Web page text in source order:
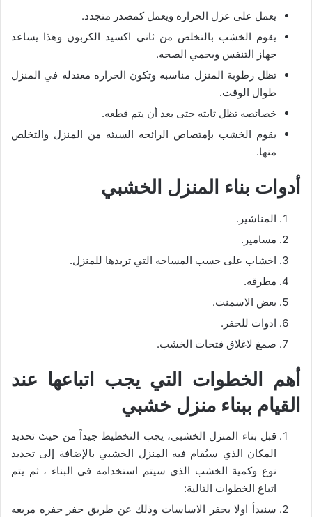
يعمل على عزل الحراره ويعمل كمصدر متجدد.
يقوم الخشب بالتخلص من ثاني اكسيد الكربون وهذا يساعد
جهاز التنفس ويحمي الصحه.
تظل رطوبة المنزل مناسبه وتكون الحراره معتدله في المنزل
طوال الوقت.
خصائصه تظل ثابته حتى بعد أن يتم قطعه.
يقوم الخشب بإمتصاص الرائحه السيئه من المنزل والتخلص
منها.
أدوات بناء المنزل الخشبي
المناشير.
مسامير.
اخشاب على حسب المساحه التي تريدها للمنزل.
مطرقه.
بعض الاسمنت.
ادوات للحفر.
صمغ لاغلاق فتحات الخشب.
أهم الخطوات التي يجب اتباعها عند
القيام ببناء منزل خشبي
قبل بناء المنزل الخشبي، يجب التخطيط جيداً من حيث تحديد
المكان الذي سيُقام فيه المنزل الخشبي بالإضافة إلى تحديد
نوع وكمية الخشب الذي سيتم استخدامه في البناء ، ثم يتم
اتباع الخطوات التالية:
سنبدأ اولا بحفر الاساسات وذلك عن طريق حفر حفره مربعه